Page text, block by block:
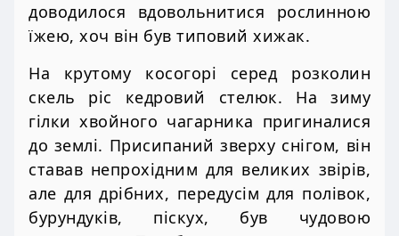
доводилося вдовольнитися рослинною
їжею, хоч він був типовий хижак.
На крутому косогорі серед розколин
скель ріс кедровий стелюк. На зиму
гілки хвойного чагарника пригиналися
до землі. Присипаний зверху снігом, він
ставав непрохідним для великих звірів,
але для дрібних, передусім для полівок,
бурундуків, піскух, був чудовою